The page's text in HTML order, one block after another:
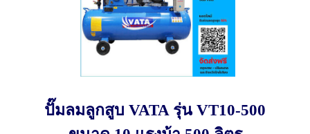
ปั๊มลมลูกสูบ VATA รุ่น VT10-500